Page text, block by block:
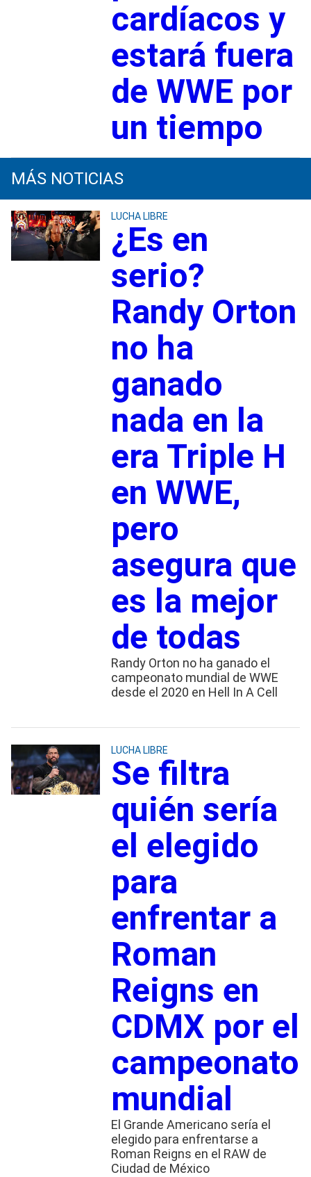
cardíacos y
estará fuera
de WWE por
un tiempo
MÁS NOTICIAS
LUCHA LIBRE
¿Es en
serio?
Randy Orton
no ha
ganado
nada en la
era Triple H
en WWE,
pero
asegura que
es la mejor
de todas
Randy Orton no ha ganado el
campeonato mundial de WWE
desde el 2020 en Hell In A Cell
LUCHA LIBRE
Se filtra
quién sería
el elegido
para
enfrentar a
Roman
Reigns en
CDMX por el
campeonato
mundial
El Grande Americano sería el
elegido para enfrentarse a
Roman Reigns en el RAW de
Ciudad de México